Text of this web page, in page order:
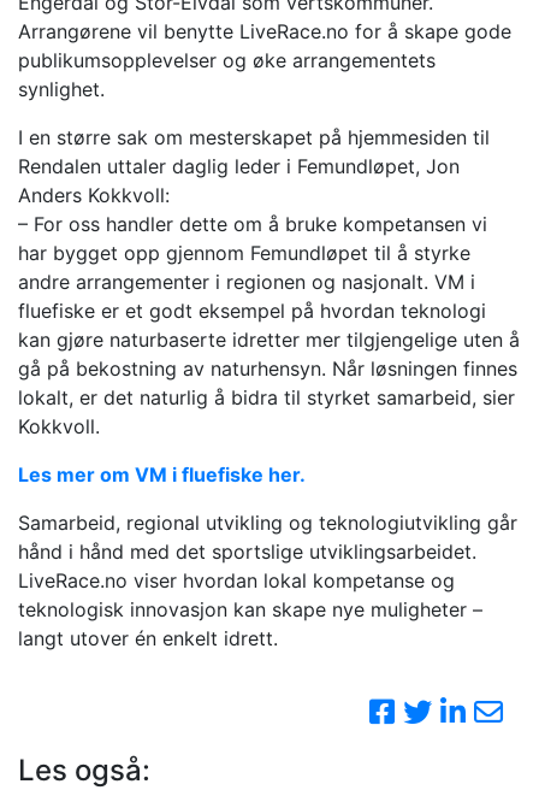
Arrangørene vil benytte LiveRace.no for å skape gode
publikumsopplevelser og øke arrangementets
synlighet.
I en større sak om mesterskapet på hjemmesiden til
Rendalen uttaler daglig leder i Femundløpet, Jon
Anders Kokkvoll:
– For oss handler dette om å bruke kompetansen vi
har bygget opp gjennom Femundløpet til å styrke
andre arrangementer i regionen og nasjonalt. VM i
fluefiske er et godt eksempel på hvordan teknologi
kan gjøre naturbaserte idretter mer tilgjengelige uten å
gå på bekostning av naturhensyn. Når løsningen finnes
lokalt, er det naturlig å bidra til styrket samarbeid, sier
Kokkvoll.
Les mer om VM i fluefiske her.
Samarbeid, regional utvikling og teknologiutvikling går
hånd i hånd med det sportslige utviklingsarbeidet.
LiveRace.no viser hvordan lokal kompetanse og
teknologisk innovasjon kan skape nye muligheter –
langt utover én enkelt idrett.
Les også: